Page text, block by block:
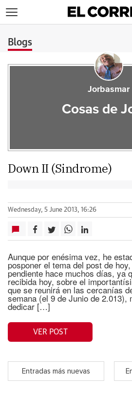
Blogs
Jorbasmar
Cosas de
Down II (Sindrome)
Wednesday, 5 June 2013, 16:26
Aunque por enésima vez, he
posponer el tema del post de
pendiente hace muchos días, ya
recibida hoy, sobre el
que se reunirá en las cercanías
semana (el 9 de Junio de 2.013),
dedicar […]
VER POST
Entradas más nuevas